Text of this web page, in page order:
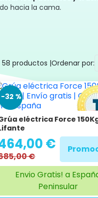
hacia la cama.
58 productos |Ordenar por:
-32 %
eléctrica Force
€
€
Envio Gratis! a
Peninsular